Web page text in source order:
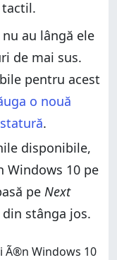
au lângă ele
de mai sus.
pentru acest
o nouă
.
disponibile,
Windows 10 pe
pe Next
stânga jos.